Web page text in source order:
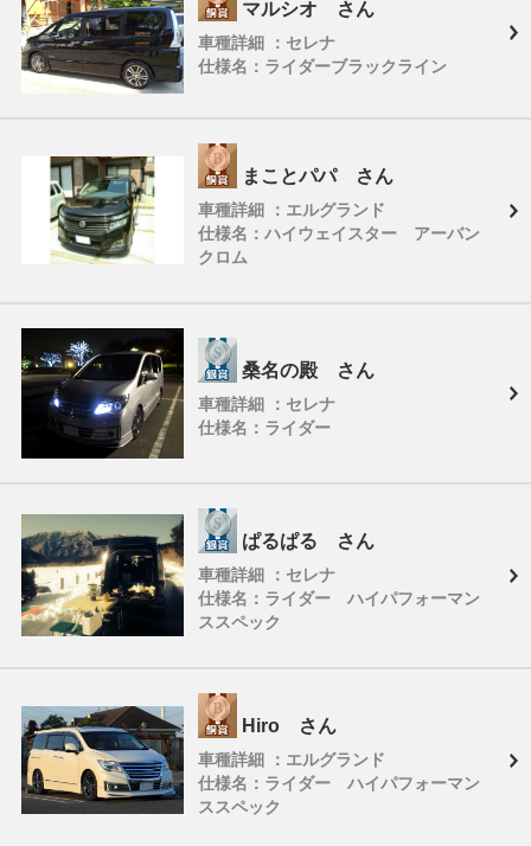
マルシオ さん
車種詳細 ：セレナ
仕様名：ライダーブラックライン
まことパパ さん
車種詳細 ：エルグランド
仕様名：ハイウェイスター アーバン
クロム
桑名の殿 さん
車種詳細 ：セレナ
仕様名：ライダー
ぱるぱる さん
車種詳細 ：セレナ
仕様名：ライダー ハイパフォーマン
ススペック
Hiro さん
車種詳細 ：エルグランド
仕様名：ライダー ハイパフォーマン
ススペック